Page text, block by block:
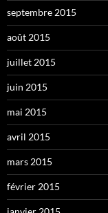
septembre 2015
août 2015
juillet 2015
juin 2015
mai 2015
avril 2015
mars 2015
février 2015